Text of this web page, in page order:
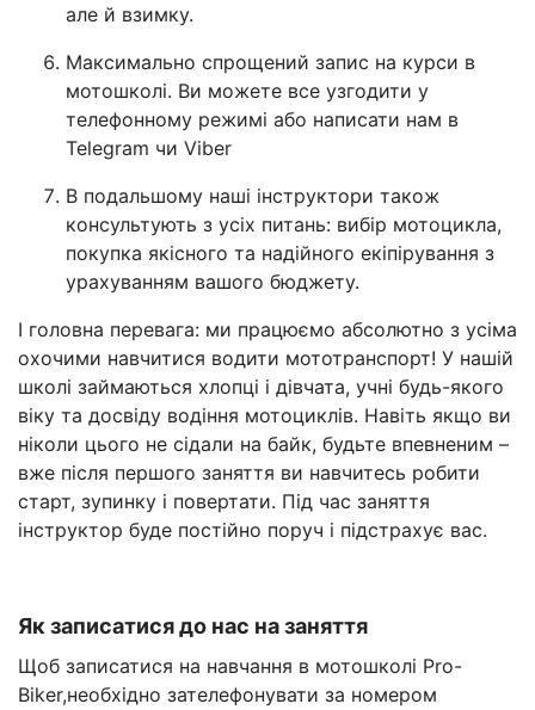
але й взимку.
Максимально спрощений запис на курси в
мотошколі. Ви можете все узгодити у
телефонному режимі або написати нам в
Telegram чи Viber
В подальшому наші інструктори також
консультують з усіх питань: вибір мотоцикла,
покупка якісного та надійного екіпірування з
урахуванням вашого бюджету.
І головна перевага: ми працюємо абсолютно з усіма
охочими навчитися водити мототранспорт! У нашій
школі займаються хлопці і дівчата, учні будь-якого
віку та досвіду водіння мотоциклів. Навіть якщо ви
ніколи цього не сідали на байк, будьте впевненим –
вже після першого заняття ви навчитесь робити
старт, зупинку і повертати. Під час заняття
інструктор буде постійно поруч і підстрахує вас.
Як записатися до нас на заняття
Щоб записатися на навчання в мотошколі Pro-
Biker,необхідно зателефонувати за номером